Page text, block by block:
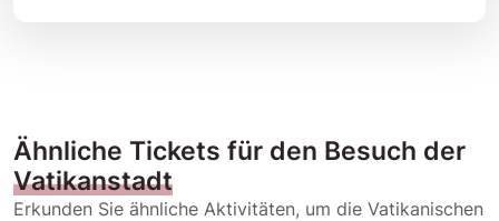
Ähnliche Tickets für den Besuch der
Vatikanstadt
Erkunden Sie ähnliche Aktivitäten, um die Vatikanischen